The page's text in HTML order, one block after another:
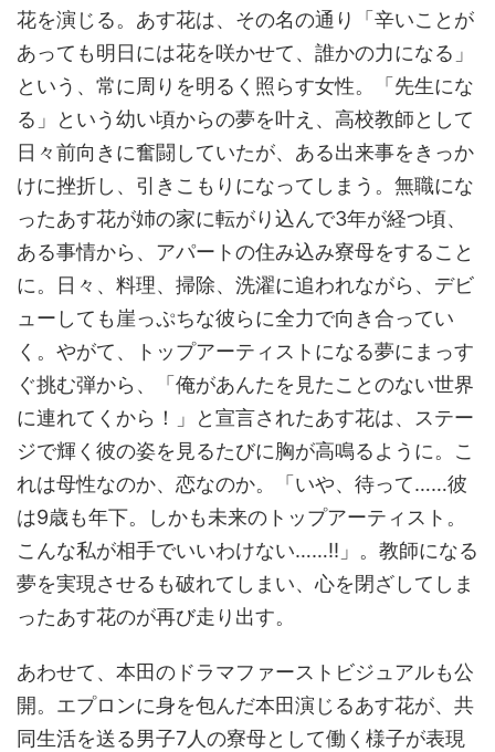
花を演じる。あす花は、その名の通り「辛いことが
あっても明日には花を咲かせて、誰かの力になる」
という、常に周りを明るく照らす女性。「先生にな
る」という幼い頃からの夢を叶え、高校教師として
日々前向きに奮闘していたが、ある出来事をきっか
けに挫折し、引きこもりになってしまう。無職にな
ったあす花が姉の家に転がり込んで3年が経つ頃、
ある事情から、アパートの住み込み寮母をすること
に。日々、料理、掃除、洗濯に追われながら、デビ
ューしても崖っぷちな彼らに全力で向き合ってい
く。やがて、トップアーティストになる夢にまっす
ぐ挑む弾から、「俺があんたを見たことのない世界
に連れてくから！」と宣言されたあす花は、ステー
ジで輝く彼の姿を見るたびに胸が高鳴るように。こ
れは母性なのか、恋なのか。「いや、待って……彼
は9歳も年下。しかも未来のトップアーティスト。
こんな私が相手でいいわけない……!!」。教師になる
夢を実現させるも破れてしまい、心を閉ざしてしま
ったあす花のが再び走り出す。
あわせて、本田のドラマファーストビジュアルも公
開。エプロンに身を包んだ本田演じるあす花が、共
同生活を送る男子7人の寮母として働く様子が表現